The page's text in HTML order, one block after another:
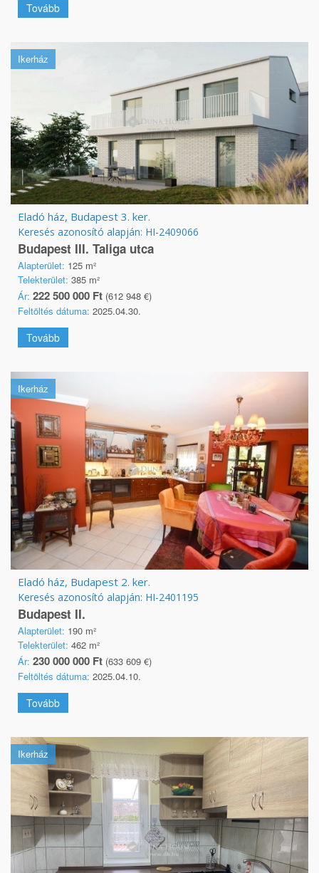
Tovább
Ikerház
Eladó ház, Budapest 3. ker.
Keresés azonosító alapján: HI-2409066
Budapest III. Taliga utca
Alapterület: 125 m²
Telekterület: 385 m²
Ár: 222 500 000 Ft (612 948 €)
Feltöltés dátuma: 2025.04.30.
Tovább
Ikerház
Eladó ház, Budapest 2. ker.
Keresés azonosító alapján: HI-2401195
Budapest II.
Alapterület: 190 m²
Telekterület: 462 m²
Ár: 230 000 000 Ft (633 609 €)
Feltöltés dátuma: 2025.04.10.
Tovább
Ikerház